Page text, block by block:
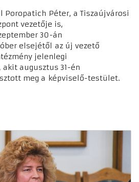
Poropatich Péter, a Tiszaújvárosi
vezetője is,
30-án
elsejétől az új vezető
jelenlegi
augusztus 31-én
meg a képviselő-testület.